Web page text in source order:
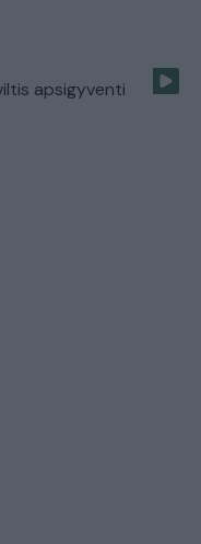
apsigyventi